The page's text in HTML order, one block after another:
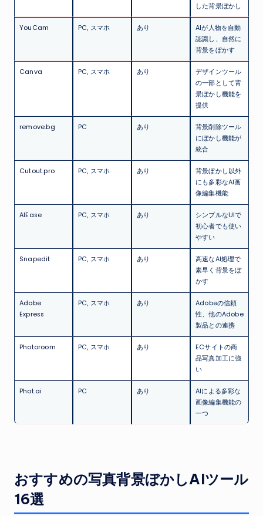
した背景ぼかし
YouCam PC, スマホ あり
AIが人物を自動
認識し、自然に
背景をぼかす
Canva PC, スマホ あり
デザインツール
の一部として背
景ぼかし機能を
提供
remove.bg PC あり
背景削除ツール
にぼかし機能が
統合
Cutout.pro PC, スマホ あり
背景ぼかし以外
にも多彩なAI画
像編集機能
AIEase PC, スマホ あり
シンプルなUIで
初心者でも使い
やすい
Snapedit PC, スマホ あり
高速なAI処理で
素早く背景をぼ
かす
Adobe
Express
PC, スマホ あり
Adobeの信頼
性、他のAdobe
製品との連携
Photoroom PC, スマホ あり
ECサイトの商
品写真加工に強
い
Phot.ai PC あり
AIによる多彩な
画像編集機能の
一つ
おすすめの写真背景ぼかしAIツール
16選